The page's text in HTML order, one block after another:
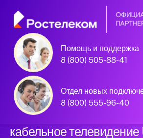
Помощь и поддержка
8 (800) 505-88-41
Отдел новых
8 (800) 555-96-40
Официальный
партнер
Подключили новый
кабельное